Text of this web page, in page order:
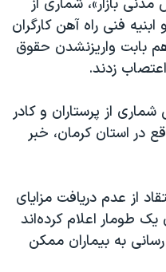
فنی راه آهن کارگران
تا رشت هم بابت واریزنشدن حقوق
زدند.
شماری از پرستاران و کادر
در استان کرمان، خبر
از عدم دریافت مزایای
طومار اعلام کرده‌اند
به بیماران ممکن